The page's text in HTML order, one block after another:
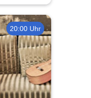
20:00 Uhr